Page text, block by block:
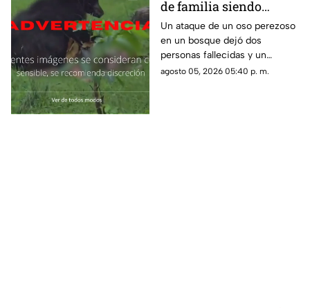
de familia siendo
DEVORADA por un oso
perezoso en pleno
monte
Un ataque de un oso perezoso
en un bosque dejó dos
personas fallecidas y un
sobreviviente; el caso quedó
agosto 05, 2026 05:40 p. m.